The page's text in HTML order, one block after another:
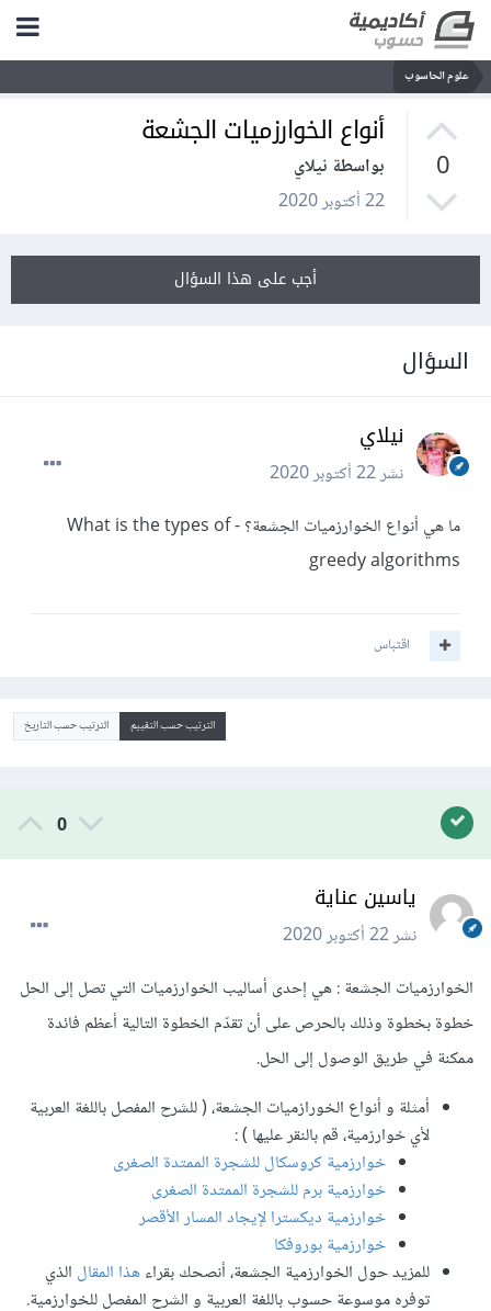
علوم الحاسوب
0
أنواع الخوارزميات الجشعة
بواسطة نيلاي
22 أكتوبر 2020
أجب على هذا السؤال
السؤال
نيلاي
نشر22 أكتوبر 2020
ما هي أنواع الخوارزميات الجشعة؟ - What is the types of
greedy algorithms
اقتباس
الترتيب حسب التقييم الترتيب حسب التاريخ
0
ياسين عناية
نشر22 أكتوبر 2020
الخوارزميات الجشعة : هي إحدى أساليب الخوارزميات التي تصل إلى الحل
خطوة بخطوة وذلك بالحرص على أن تقدّم الخطوة التالية أعظم فائدة
ممكنة في طريق الوصول إلى الحل.
أمثلة و أنواع الخورازميات الجشعة، ( للشرح المفصل باللغة العربية
لأي خوارزمية، قم بالنقر عليها ) :
خوارزمية كروسكال للشجرة الممتدة الصغرى
خوارزمية برم للشجرة الممتدة الصغرى
خوارزمية ديكسترا لإيجاد المسار الأقصر
خوارزمية بوروفكا
للمزيد حول الخوارزمية الجشعة، أنصحك بقراءهذا المقالالذي
توفره موسوعة حسوب باللغة العربية و الشرح المفصل للخوارزمية.